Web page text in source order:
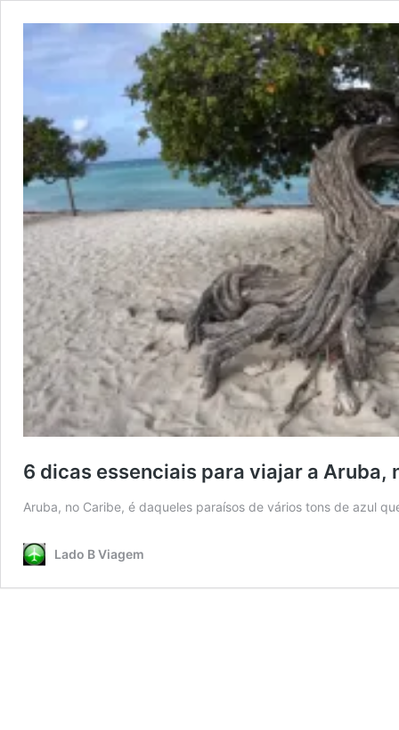
6 dicas essenciais para viajar a Aruba,
Aruba, no Caribe, é daqueles paraísos de vários tons de azul
Lado B Viagem